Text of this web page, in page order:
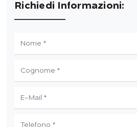
Richiedi Informazioni: